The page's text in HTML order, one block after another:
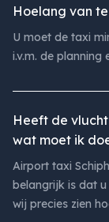
Hoelang van
U moet de taxi
i.v.m. de planning
Heeft de
wat moet ik
Airport taxi
belangrijk is dat
wij precies zien